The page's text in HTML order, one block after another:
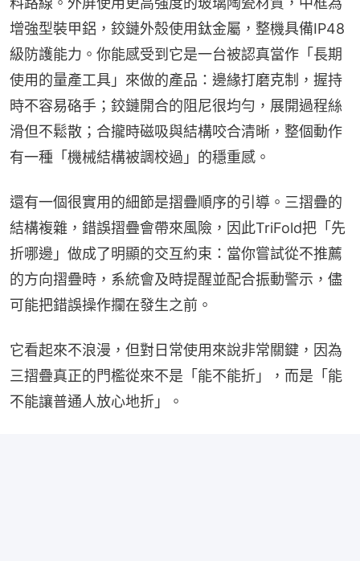
增強型裝甲鋁，鉸鏈外殼使用鈦金屬，整機具備IP48
級防護能力。你能感受到它是一台被認真當作「長期
使用的量產工具」來做的產品：邊緣打磨克制，握持
時不容易硌手；鉸鏈開合的阻尼很均勻，展開過程絲
滑但不鬆散；合攏時磁吸與結構咬合清晰，整個動作
有一種「機械結構被調校過」的穩重感。
還有一個很實用的細節是摺疊順序的引導。三摺疊的
結構複雜，錯誤摺疊會帶來風險，因此TriFold把「先
折哪邊」做成了明顯的交互約束：當你嘗試從不推薦
的方向摺疊時，系統會及時提醒並配合振動警示，儘
可能把錯誤操作攔在發生之前。
它看起來不浪漫，但對日常使用來說非常關鍵，因為
三摺疊真正的門檻從來不是「能不能折」，而是「能
不能讓普通人放心地折」。